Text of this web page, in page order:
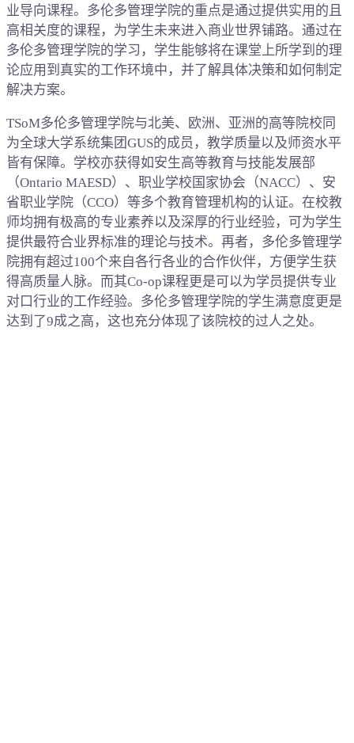
业导向课程。多伦多管理学院的重点是通过提供实用的且
高相关度的课程，为学生未来进入商业世界铺路。通过在
多伦多管理学院的学习，学生能够将在课堂上所学到的理
论应用到真实的工作环境中，并了解具体决策和如何制定
解决方案。
TSoM多伦多管理学院与北美、欧洲、亚洲的高等院校同
为全球大学系统集团GUS的成员，教学质量以及师资水平
皆有保障。学校亦获得如安生高等教育与技能发展部
（Ontario MAESD）、职业学校国家协会（NACC）、安
省职业学院（CCO）等多个教育管理机构的认证。在校教
师均拥有极高的专业素养以及深厚的行业经验，可为学生
提供最符合业界标准的理论与技术。再者，多伦多管理学
院拥有超过100个来自各行各业的合作伙伴，方便学生获
得高质量人脉。而其Co-op课程更是可以为学员提供专业
对口行业的工作经验。多伦多管理学院的学生满意度更是
达到了9成之高，这也充分体现了该院校的过人之处。